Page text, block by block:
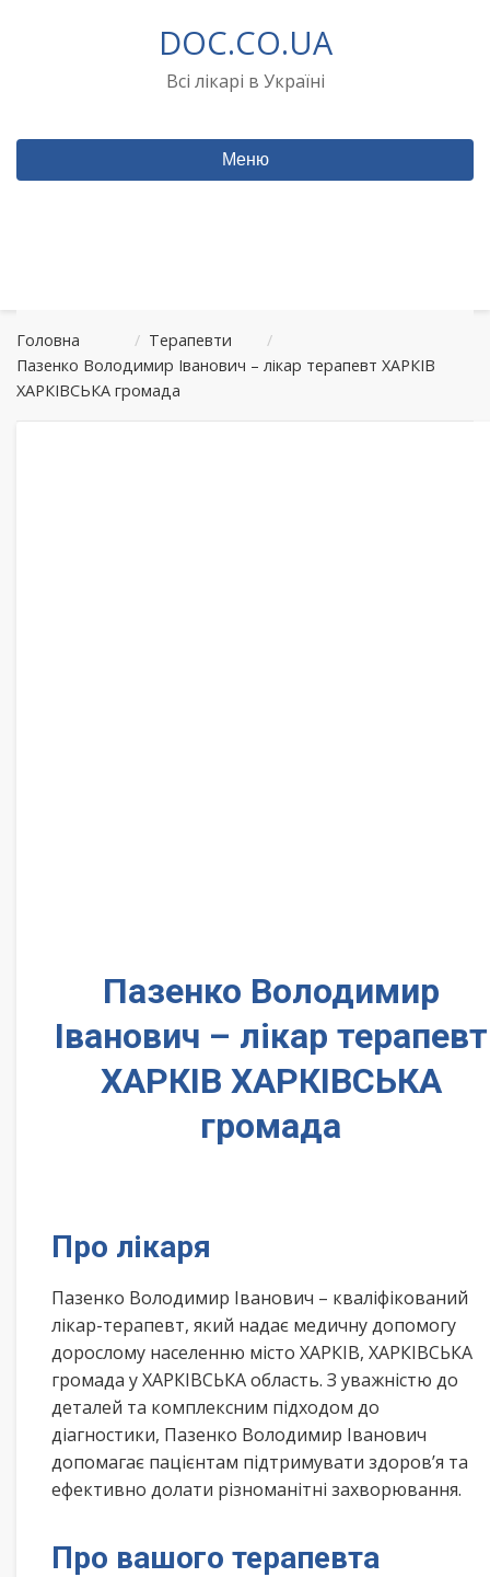
DOC.CO.UA
Всі лікарі в Україні
Меню
Головна / Терапевти
/
Пазенко Володимир Іванович – лікар терапевт ХАРКІВ
ХАРКІВСЬКА громада
Пазенко Володимир
Іванович – лікар терапевт
ХАРКІВ ХАРКІВСЬКА
громада
Про лікаря
Пазенко Володимир Іванович – кваліфікований
лікар-терапевт, який надає медичну допомогу
дорослому населенню місто ХАРКІВ, ХАРКІВСЬКА
громада у ХАРКІВСЬКА область. З уважністю до
деталей та комплексним підходом до
діагностики, Пазенко Володимир Іванович
допомагає пацієнтам підтримувати здоров’я та
ефективно долати різноманітні захворювання.
Про вашого терапевта